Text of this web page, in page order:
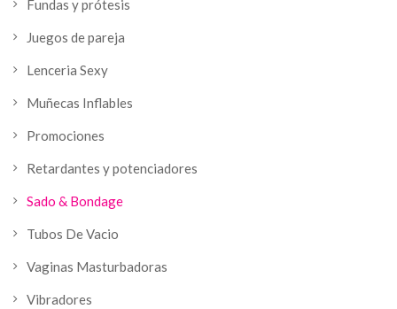
Fundas y prótesis
Juegos de pareja
Lenceria Sexy
Muñecas Inflables
Promociones
Retardantes y potenciadores
Sado & Bondage
Tubos De Vacio
Vaginas Masturbadoras
Vibradores